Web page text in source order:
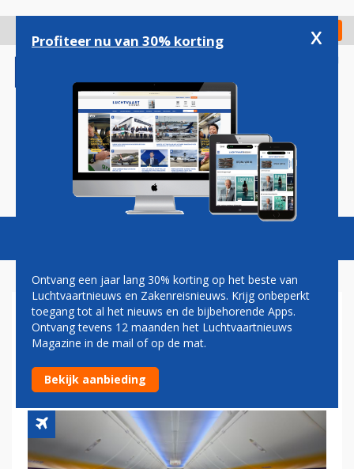
gaan
Check in
Magazine Podcasts Vacatures
FAA: INSPECTIES AAN
DRUKSCHAKELAARS ALLE
BOEING 737'S
Profiteer nu van 30% korting x
Ontvang een jaar lang 30% korting op het beste van
Luchtvaartnieuws en Zakenreisnieuws. Krijg onbeperkt
toegang tot al het nieuws en de bijbehorende Apps.
Ontvang tevens 12 maanden het Luchtvaartnieuws
Magazine in de mail of op de mat.
Bekijk aanbieding